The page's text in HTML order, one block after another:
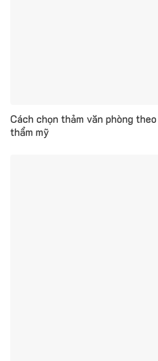
Cách chọn thảm văn phòng
thẩm mỹ